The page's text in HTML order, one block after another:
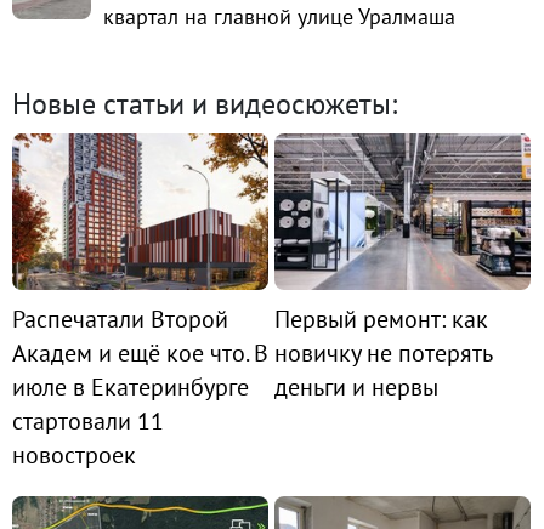
квартал на главной улице Уралмаша
Новые статьи и видеосюжеты:
Распечатали Второй
Академ и ещё кое что. В
июле в Екатеринбурге
стартовали 11
новостроек
Первый ремонт: как
новичку не потерять
деньги и нервы